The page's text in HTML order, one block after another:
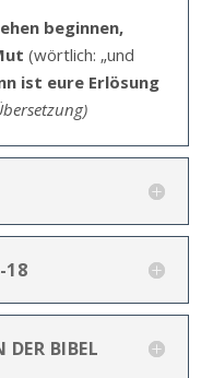
beginnen,
(wörtlich: „und
ist eure Erlösung
18
DER BIBEL